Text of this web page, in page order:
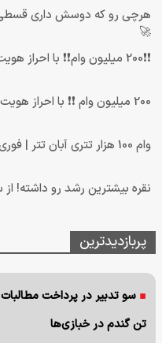
هرچی رو که دوسش داری قسطی
🚀
❗❗200 میلیون وام❗❗ با احراز هویت در آبان تتر
200 میلیون وام ❗❗ با احراز هویت در آبان تتر
وام 100 هزار تتری آبان تتر | فوری، فقط با احراز هویت🔥
نقره بیشترین رشد رو داشته!
پربازدیدترین
سو تدبیر در پرداخت
تن گندم در خبازی‌ها